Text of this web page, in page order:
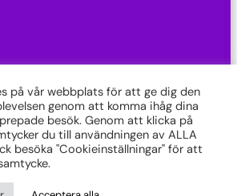
på vår webbplats för att ge dig den
genom att komma ihåg dina
besök. Genom att klicka på
du till användningen av ALLA
besöka "Cookieinställningar" för att